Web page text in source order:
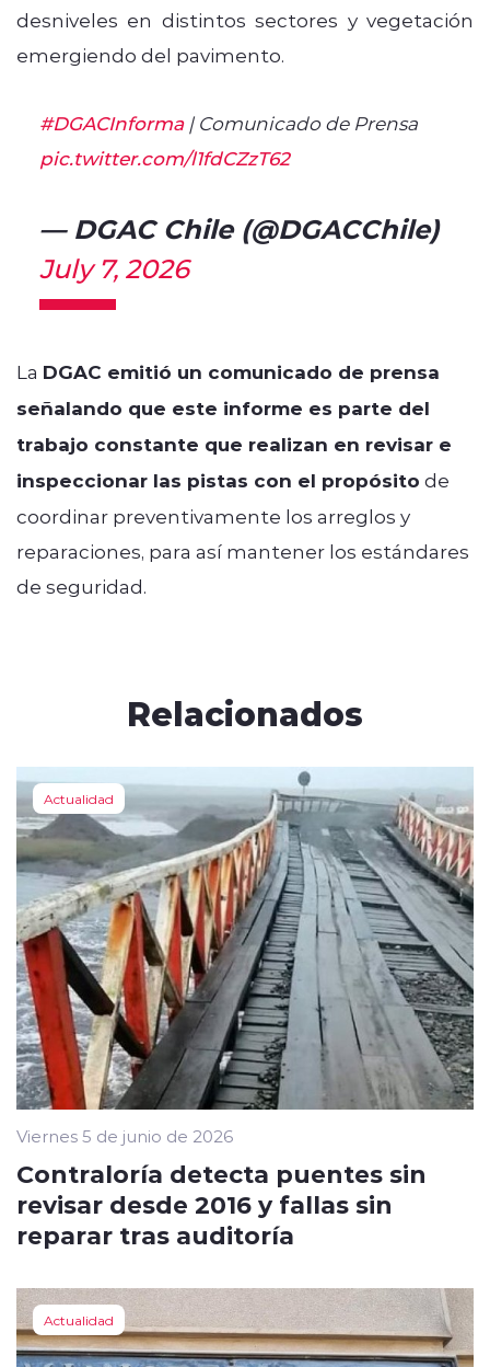
desniveles en distintos sectores y vegetación
emergiendo del pavimento.
#DGACInforma| Comunicado de Prensa
pic.twitter.com/l1fdCZzT62
— DGAC Chile (@DGACChile)
July 7, 2026
La DGAC emitió un comunicado de prensa
señalando que este informe es parte del
trabajo constante que realizan en revisar e
inspeccionar las pistas con el propósito de
coordinar preventivamente los arreglos y
reparaciones, para así mantener los estándares
de seguridad.
Relacionados
Actualidad
Viernes 5 de junio de 2026
Contraloría detecta puentes sin
revisar desde 2016 y fallas sin
reparar tras auditoría
Actualidad